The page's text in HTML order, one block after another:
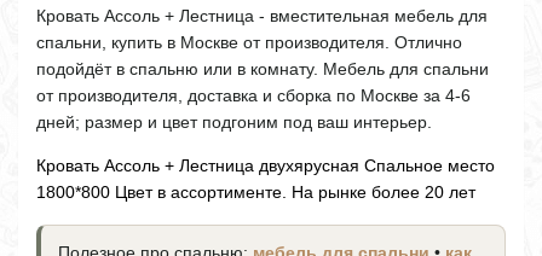
Кровать Ассоль + Лестница - вместительная мебель для
спальни, купить в Москве от производителя. Отлично
подойдёт в спальню или в комнату. Мебель для спальни
от производителя, доставка и сборка по Москве за 4-6
дней; размер и цвет подгоним под ваш интерьер.
Кровать Ассоль + Лестница двухярусная Спальное место
1800*800 Цвет в ассортименте. На рынке более 20 лет